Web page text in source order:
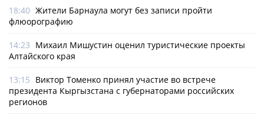
18:40 Жители Барнаула могут без записи пройти
флюорографию
14:23 Михаил Мишустин оценил туристические проекты
Алтайского края
13:15 Виктор Томенко принял участие во встрече
президента Кыргызстана с губернаторами российских
регионов